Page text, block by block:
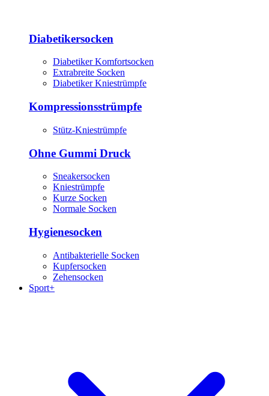
Diabetikersocken
Diabetiker Komfortsocken
Extrabreite Socken
Diabetiker Kniestrümpfe
Kompressionsstrümpfe
Stütz-Kniestrümpfe
Ohne Gummi Druck
Sneakersocken
Kniestrümpfe
Kurze Socken
Normale Socken
Hygienesocken
Antibakterielle Socken
Kupfersocken
Zehensocken
Sport+